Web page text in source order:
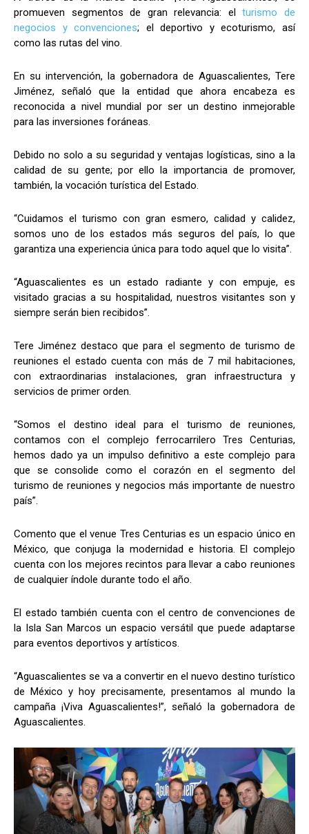
promueven segmentos de gran relevancia: elturismo de
negocios y convenciones; el deportivo y ecoturismo, así
como las rutas del vino.
En su intervención, la gobernadora de Aguascalientes, Tere
Jiménez, señaló que la entidad que ahora encabeza es
reconocida a nivel mundial por ser un destino inmejorable
para las inversiones foráneas.
Debido no solo a su seguridad y ventajas logísticas, sino a la
calidad de su gente; por ello la importancia de promover,
también, la vocación turística del Estado.
“Cuidamos el turismo con gran esmero, calidad y calidez,
somos uno de los estados más seguros del país, lo que
garantiza una experiencia única para todo aquel que lo visita”.
“Aguascalientes es un estado radiante y con empuje, es
visitado gracias a su hospitalidad, nuestros visitantes son y
siempre serán bien recibidos”.
Tere Jiménez destaco que para el segmento de turismo de
reuniones el estado cuenta con más de 7 mil habitaciones,
con extraordinarias instalaciones, gran infraestructura y
servicios de primer orden.
“Somos el destino ideal para el turismo de reuniones,
contamos con el complejo ferrocarrilero Tres Centurias,
hemos dado ya un impulso definitivo a este complejo para
que se consolide como el corazón en el segmento del
turismo de reuniones y negocios más importante de nuestro
país”.
Comento que el venue Tres Centurias es un espacio único en
México, que conjuga la modernidad e historia. El complejo
cuenta con los mejores recintos para llevar a cabo reuniones
de cualquier índole durante todo el año.
El estado también cuenta con el centro de convenciones de
la Isla San Marcos un espacio versátil que puede adaptarse
para eventos deportivos y artísticos.
“Aguascalientes se va a convertir en el nuevo destino turístico
de México y hoy precisamente, presentamos al mundo la
campaña ¡Viva Aguascalientes!”, señaló la gobernadora de
Aguascalientes.